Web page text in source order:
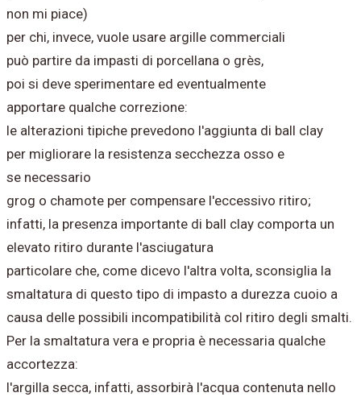
non mi piace)
per chi, invece, vuole usare argille commerciali
può partire da impasti di porcellana o grès,
poi si deve sperimentare ed eventualmente
apportare qualche correzione:
le alterazioni tipiche prevedono l'aggiunta di ball clay
per migliorare la resistenza secchezza osso e
se necessario
grog o chamote per compensare l'eccessivo ritiro;
infatti, la presenza importante di ball clay comporta un
elevato ritiro durante l'asciugatura
particolare che, come dicevo l'altra volta, sconsiglia la
smaltatura di questo tipo di impasto a durezza cuoio a
causa delle possibili incompatibilità col ritiro degli smalti.
Per la smaltatura vera e propria è necessaria qualche
accortezza:
l'argilla secca, infatti, assorbirà l'acqua contenuta nello